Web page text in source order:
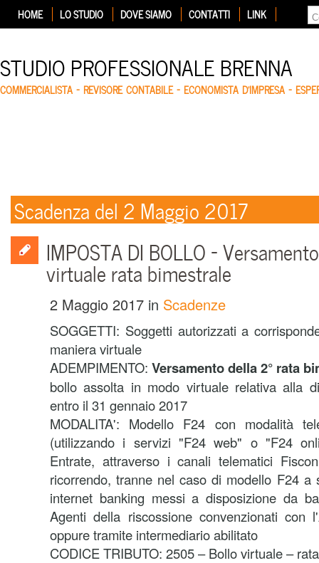
HOME LO STUDIO DOVE SIAMO CONTATTI LINK
STUDIO PROFESSIONALE BRENNA
COMMERCIALISTA – REVISORE CONTABILE – ECONOMISTA D'IMPRESA –
Scadenza del 2 Maggio 2017
IMPOSTA DI BOLLO –
virtuale rata bimestrale
2 Maggio 2017 in Scadenze
SOGGETTI: Soggetti autorizzati a
maniera virtuale
ADEMPIMENTO: Versamento della 2° rata
bollo assolta in modo virtuale relativa alla
entro il 31 gennaio 2017
MODALITA': Modello F24 con modalità
(utilizzando i servizi "F24 web" o "F24
Entrate, attraverso i canali telematici
ricorrendo, tranne nel caso di modello F24
internet banking messi a disposizione da
Agenti della riscossione convenzionati con
oppure tramite intermediario abilitato
CODICE TRIBUTO: 2505 – Bollo virtuale – rata